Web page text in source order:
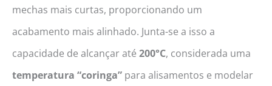
mechas mais curtas, proporcionando um
acabamento mais alinhado. Junta-se a isso a
capacidade de alcançar até 200°C, considerada uma
temperatura “coringa” para alisamentos e modelar